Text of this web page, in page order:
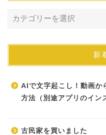
新
AIで文字起こし！動画か
方法（別途アプリのイン
古民家を買いました